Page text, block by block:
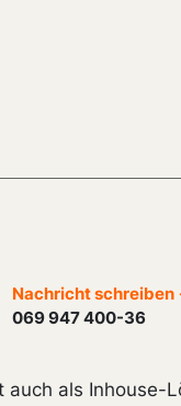
Nachricht schreiben
069 947 400-36
als Inhouse-